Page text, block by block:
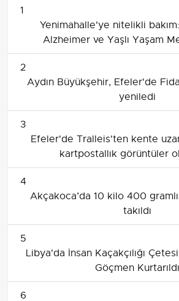
1
Yenimahalle'ye nitelikli
Alzheimer ve Yaşlı Yaşam
2
Aydın Büyükşehir, Efeler'de
yeniledi
3
Efeler'de Tralleis'ten kente
kartpostallık görüntüler
4
Akçakoca’da 10 kilo 400
takıldı
5
Libya'da İnsan Kaçakçılığı
Göçmen Kurtarıldı
6